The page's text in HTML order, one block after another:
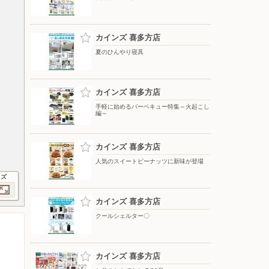
カインズ 喜多方店
夏のひんやり寝具
カインズ 喜多方店
手軽に始めるバーベキュー特集～火起こし
編～
カインズ 喜多方店
人気のスイートピーナッツに新味が登場
カインズ 喜多方店
クールシェルター〇
カインズ 喜多方店